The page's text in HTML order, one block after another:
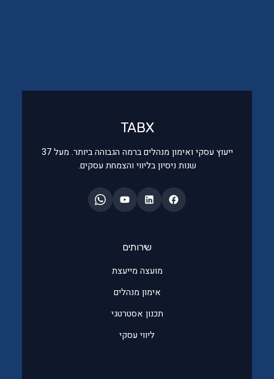
TABX
ייעוץ עסקי ואימון מנהלים ברמה הגבוהה ביותר. מעל 37
שנות ניסיון בליווי והצמחת עסקים.
שירותים
מועצה מייעצת
אימון מנהלים
תכנון אסטרטגי
ליווי עסקי